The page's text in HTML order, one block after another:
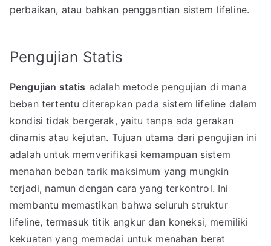
perbaikan, atau bahkan penggantian sistem lifeline.
Pengujian Statis
Pengujian statis adalah metode pengujian di mana
beban tertentu diterapkan pada sistem lifeline dalam
kondisi tidak bergerak, yaitu tanpa ada gerakan
dinamis atau kejutan. Tujuan utama dari pengujian ini
adalah untuk memverifikasi kemampuan sistem
menahan beban tarik maksimum yang mungkin
terjadi, namun dengan cara yang terkontrol. Ini
membantu memastikan bahwa seluruh struktur
lifeline, termasuk titik angkur dan koneksi, memiliki
kekuatan yang memadai untuk menahan berat